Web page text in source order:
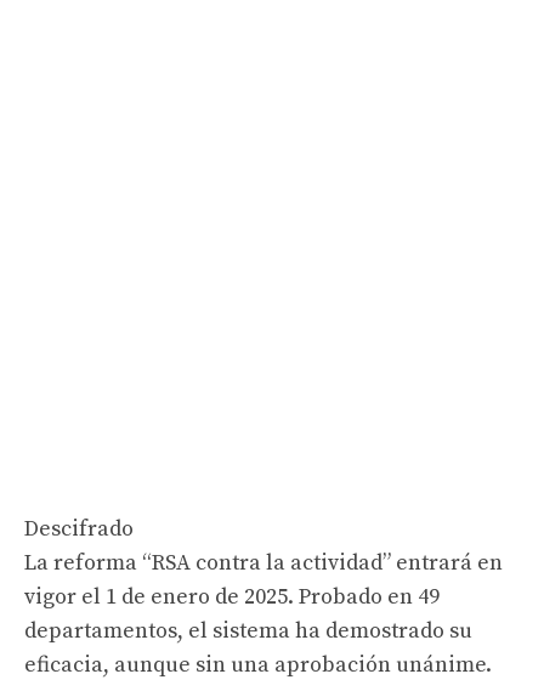
Descifrado
La reforma “RSA contra la actividad” entrará en
vigor el 1 de enero de 2025. Probado en 49
departamentos, el sistema ha demostrado su
eficacia, aunque sin una aprobación unánime.